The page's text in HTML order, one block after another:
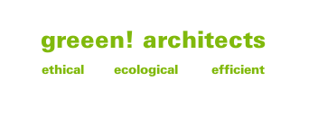
greeen! architects
ethical ecological efficient